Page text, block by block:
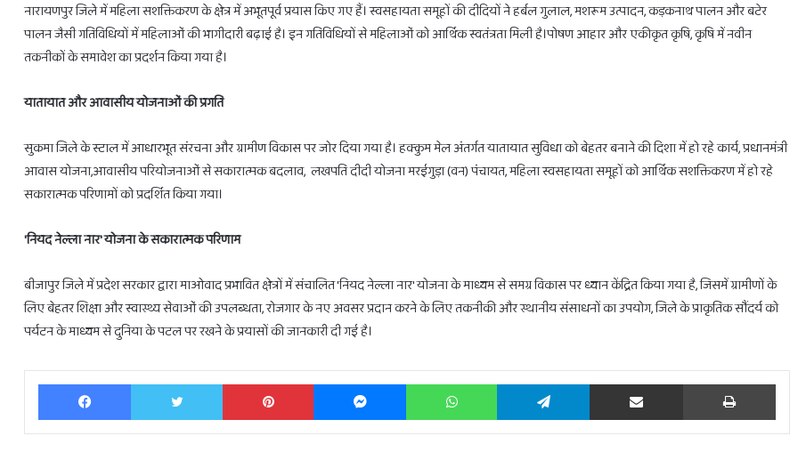
नारायणपुर जिले में महिला सशक्तिकरण के क्षेत्र में अभूतपूर्व प्रयास किए गए हैं। स्वसहायता समूहों की दीदियों ने हर्बल गुलाल, मशरूम उत्पादन, कड़कनाथ पालन और बटेर
पालन जैसी गतिविधियों में महिलाओं की भागीदारी बढ़ाई है। इन गतिविधियों से महिलाओं को आर्थिक स्वतंत्रता मिली है।पोषण आहार और एकीकृत कृषि, कृषि में नवीन
तकनीकों के समावेश का प्रदर्शन किया गया है।
यातायात और आवासीय योजनाओं की प्रगति
सुकमा जिले के स्टाल में आधारभूत संरचना और ग्रामीण विकास पर जोर दिया गया है। हक्कुम मेल अंतर्गत यातायात सुविधा को बेहतर बनाने की दिशा में हो रहे कार्य, प्रधानमंत्री
आवास योजना,आवासीय परियोजनाओं से सकारात्मक बदलाव, लखपति दीदी योजना मरईगुड़ा (वन) पंचायत, महिला स्वसहायता समूहों को आर्थिक सशक्तिकरण में हो रहे
सकारात्मक परिणामों को प्रदर्शित किया गया।
'नियद नेल्ला नार' योजना के सकारात्मक परिणाम
बीजापुर जिले में प्रदेश सरकार द्वारा माओवाद प्रभावित क्षेत्रों में संचालित 'नियद नेल्ला नार' योजना के माध्यम से समग्र विकास पर ध्यान केंद्रित किया गया है, जिसमें ग्रामीणों के
लिए बेहतर शिक्षा और स्वास्थ्य सेवाओं की उपलब्धता, रोजगार के नए अवसर प्रदान करने के लिए तकनीकी और स्थानीय संसाधनों का उपयोग, जिले के प्राकृतिक सौंदर्य को
पर्यटन के माध्यम से दुनिया के पटल पर रखने के प्रयासों की जानकारी दी गई है।
Facebook Twitter Pinterest Messenger WhatsApp Telegram Share via Email Print